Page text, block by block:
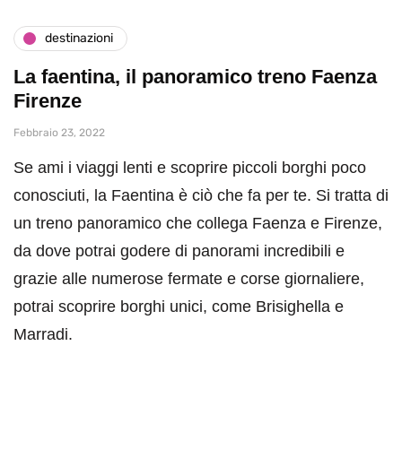
destinazioni
La faentina, il panoramico treno Faenza
Firenze
Febbraio 23, 2022
Se ami i viaggi lenti e scoprire piccoli borghi poco
conosciuti, la Faentina è ciò che fa per te. Si tratta di
un treno panoramico che collega Faenza e Firenze,
da dove potrai godere di panorami incredibili e
grazie alle numerose fermate e corse giornaliere,
potrai scoprire borghi unici, come Brisighella e
Marradi.